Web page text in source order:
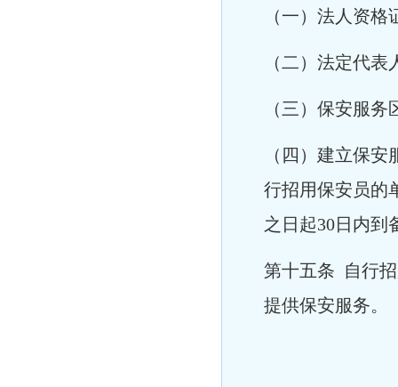
（一）法人资格
（二）法定代
（三）保安服
（四）建立保
行招用保安员的
之日起30日内到
第十五条 自行
提供保安服务。